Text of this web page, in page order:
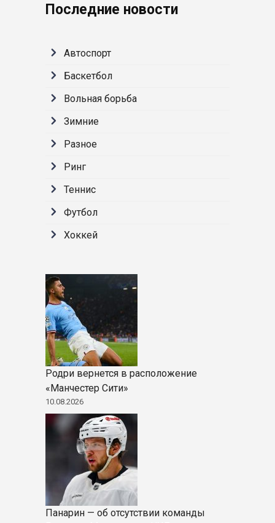
Последние новости
Автоспорт
Баскетбол
Вольная борьба
Зимние
Разное
Ринг
Теннис
Футбол
Хоккей
Родри вернется в расположение
«Манчестер Сити»
10.08.2026
Панарин — об отсутствии команды